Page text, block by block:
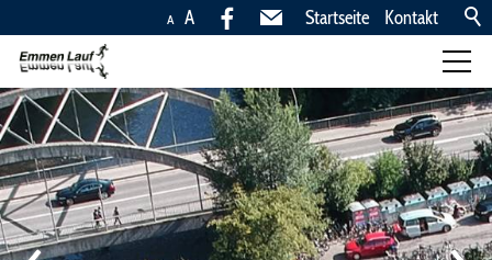
Startseite Kontakt
A A
Läufe
Kinderläufe, 10,5km,
5km
Anreise